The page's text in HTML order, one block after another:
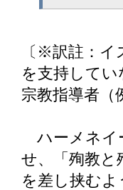
〔※訳註：
を支持して
宗教指導者（
ハーメネイ
せ、「殉教と
を差し挟む